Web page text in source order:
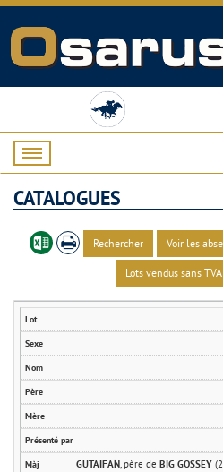
CATALOGUES
Rechercher Voir les
Lots vendus sans TVA
GUTAIFAN , père deBIG GOSSEY